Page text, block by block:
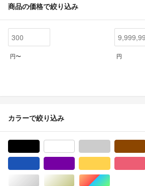
商品の価格で絞り込み
円〜 円
カラーで絞り込み
シルバー/銀色系ゴールド/金色系マルチカラー